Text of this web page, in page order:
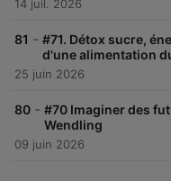
14 juil. 2026
81 - #71. Détox sucre,
d'une alimentation
25 juin 2026
80 - #70 Imaginer des
Wendling
09 juin 2026